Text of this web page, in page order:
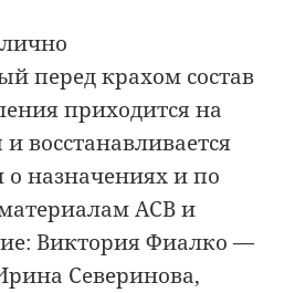
перед крахом состав
приходится на
восстанавливается
назначениях и по
АСВ и
Виктория Фиалко —
Северинова,